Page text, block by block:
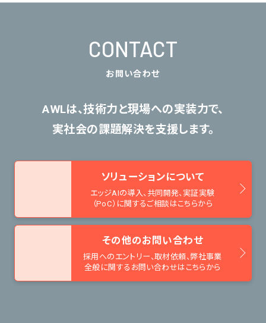
CONTACT
お問い合わせ
AWLは、技術力と現場への実装力で、
実社会の課題解決を支援します。
ソリューションについて
エッジAIの導入、共同開発、 実証実験
（PoC）に関するご相談はこちらから
その他のお問い合わせ
採用へのエントリー、取材依頼、弊社事業
全般に関するお問い合わせはこちらから